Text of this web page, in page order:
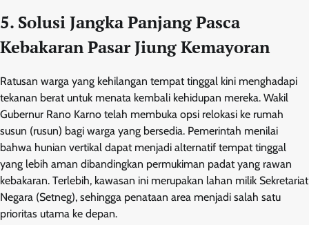
5. Solusi Jangka Panjang Pasca
Kebakaran Pasar Jiung Kemayoran
Ratusan warga yang kehilangan tempat tinggal kini menghadapi
tekanan berat untuk menata kembali kehidupan mereka. Wakil
Gubernur Rano Karno telah membuka opsi relokasi ke rumah
susun (rusun) bagi warga yang bersedia. Pemerintah menilai
bahwa hunian vertikal dapat menjadi alternatif tempat tinggal
yang lebih aman dibandingkan permukiman padat yang rawan
kebakaran. Terlebih, kawasan ini merupakan lahan milik Sekretariat
Negara (Setneg), sehingga penataan area menjadi salah satu
prioritas utama ke depan.